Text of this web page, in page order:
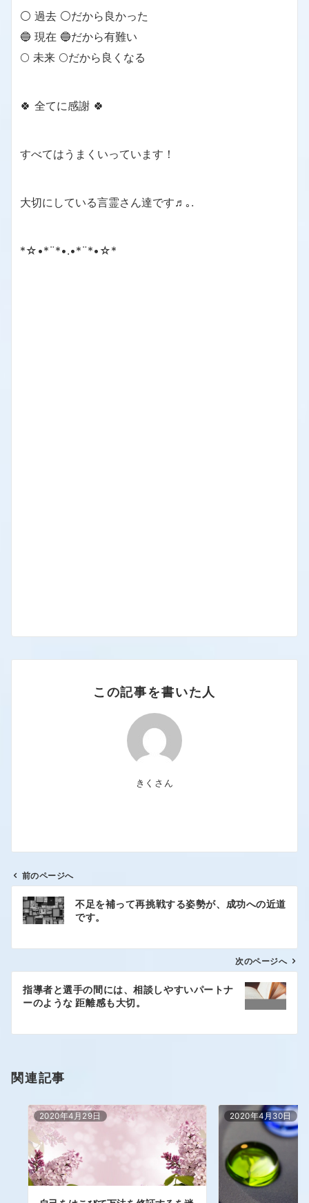
⚪ 過去 ⚪だから良かった
🔵 現在 🔵だから有難い
🌕 未来 🌕だから良くなる
🍀 全てに感謝 🍀
すべてはうまくいっています！
大切にしている言霊さん達です♬｡.
*☆•*¨*•.•*¨*•☆*
この記事を書いた人
きくさん
前のページへ
不足を補って再挑戦する姿勢が、成功への近道
です。
次のページへ
指導者と選手の間には、相談しやすいパートナ
ーのような 距離感も大切。
関連記事
2020年4月29日 2020年4月30日